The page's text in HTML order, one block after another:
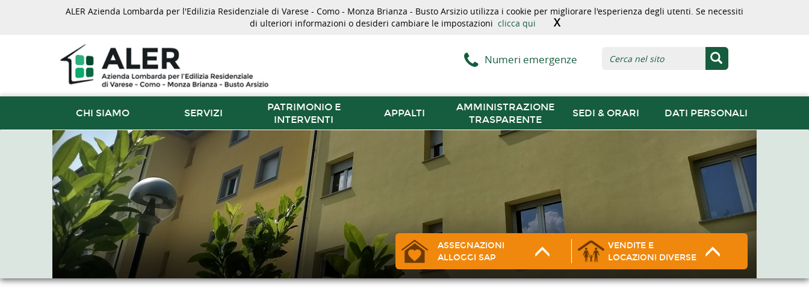
ALER Azienda Lombarda per l'Edilizia Residenziale di Varese - Como - Monza Brianza - Busto Arsizio utilizza i cookie per migliorare l'esperienza degli utenti. Se necessiti
di ulteriori informazioni o desideri cambiare le impostazioni clicca qui X
Numeri emergenze
CHI SIAMO SERVIZI
PATRIMONIO E
INTERVENTI
APPALTI
AMMINISTRAZIONE
TRASPARENTE
SEDI & ORARI DATI PERSONALI
ASSEGNAZIONI
ALLOGGI SAP
VENDITE E
LOCAZIONI DIVERSE